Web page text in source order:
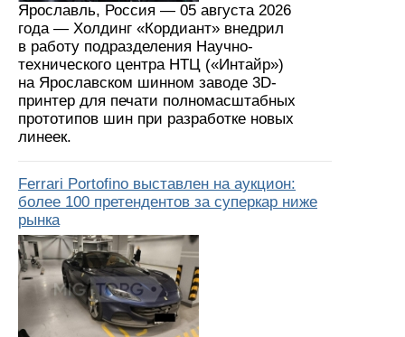
Ярославль, Россия — 05 августа 2026
года — Холдинг «Кордиант» внедрил
в работу подразделения Научно-
технического центра НТЦ («Интайр»)
на Ярославском шинном заводе 3D-
принтер для печати полномасштабных
прототипов шин при разработке новых
линеек.
Ferrari Portofino выставлен на аукцион:
более 100 претендентов за суперкар ниже
рынка